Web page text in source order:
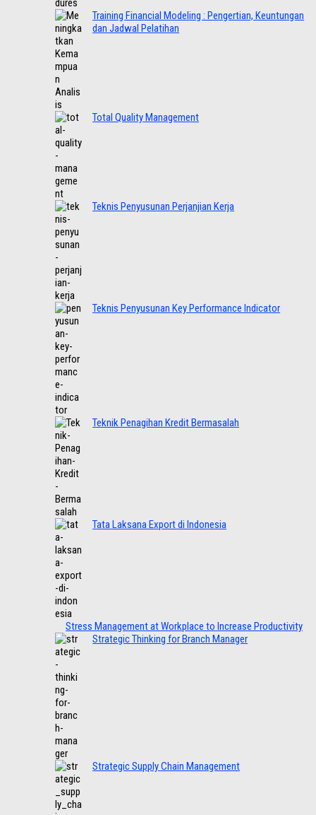
Training Financial Modeling : Pengertian, Keuntungan
dan Jadwal Pelatihan
Total Quality Management
Teknis Penyusunan Perjanjian Kerja
Teknis Penyusunan Key Performance Indicator
Teknik Penagihan Kredit Bermasalah
Tata Laksana Export di Indonesia
Stress Management at Workplace to Increase Productivity
Strategic Thinking for Branch Manager
Strategic Supply Chain Management